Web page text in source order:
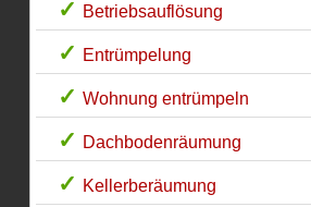
Betriebsauflösung
Entrümpelung
Wohnung entrümpeln
Dachbodenräumung
Kellerberäumung